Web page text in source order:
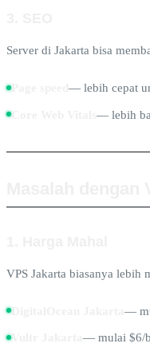
Server di Jakarta bisa
Page speed — lebih cepat
Core Web Vitals — lebih
VPS Jakarta biasanya lebih
DigitalOcean Jakarta —
Vultr Jakarta — mulai $6/